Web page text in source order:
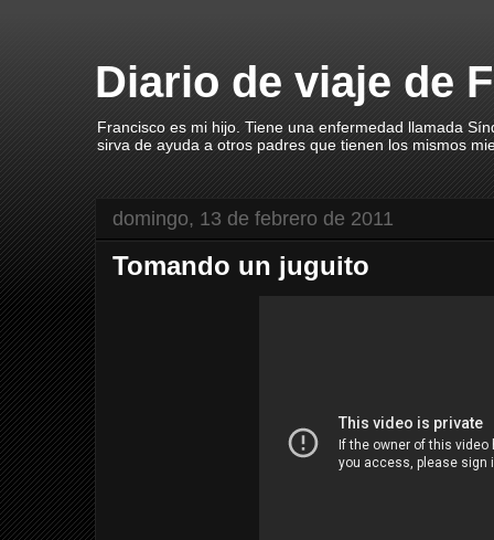
Diario de viaje de
Francisco es mi hijo. Tiene una enfermedad llamada
sirva de ayuda a otros padres que tienen los mismos
domingo, 13 de febrero de 2011
Tomando un juguito